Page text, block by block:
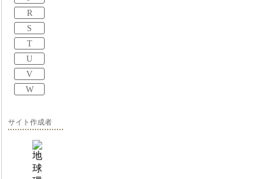
R
S
T
U
V
W
サイト作成者